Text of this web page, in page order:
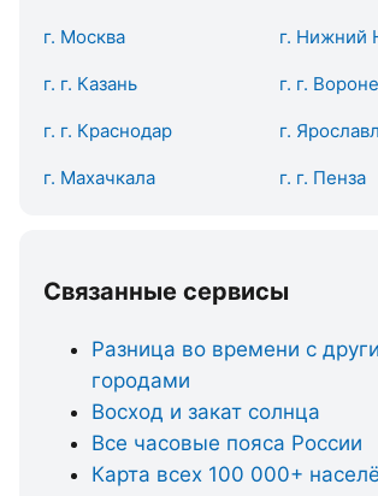
г. Москва г. Нижний
г. г. Казань г. г.
г. г. Краснодар г.
г. Махачкала г. г. Пенза
Связанные сервисы
Разница во времени с
городами
Восход и закат солнца
Все часовые пояса России
Карта всех 100 000+